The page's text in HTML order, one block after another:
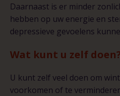
Daarnaast is er minder
hebben op uw energie en
depressieve gevoelens
Wat kunt u zelf
U kunt zelf veel doen om
voorkomen of te